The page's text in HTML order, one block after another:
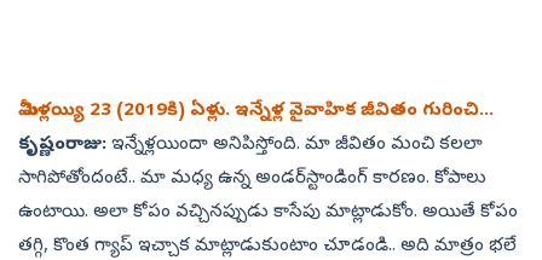
మీ పెళ్లయ్యి 23 (2019కి) ఏళ్లు. ఇన్నేళ్ల వైవాహిక జీవితం గురించి...
కృష్ణంరాజు: ఇన్నేళ్లయిందా అనిపిస్తోంది. మా జీవితం మంచి కలలా
సాగిపోతోందంటే.. మా మధ్య ఉన్న అండర్‌స్టాండింగ్‌ కారణం. కోపాలు
ఉంటాయి. అలా కోపం వచ్చినప్పుడు కాసేపు మాట్లాడుకోం. అయితే కోపం
తగ్గి, కొంత గ్యాప్‌ ఇచ్చాక మాట్లాడుకుంటాం చూడండి.. అది మాత్రం భలే